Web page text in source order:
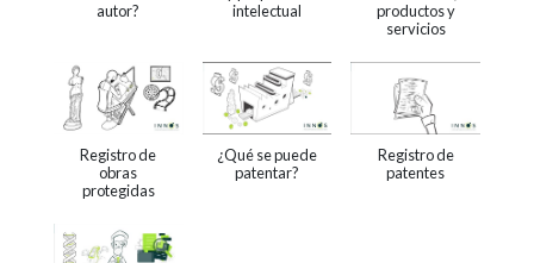
autor?
intelectual
productos y
servicios
Registro de
obras
protegidas
¿Qué se puede
patentar?
Registro de
patentes